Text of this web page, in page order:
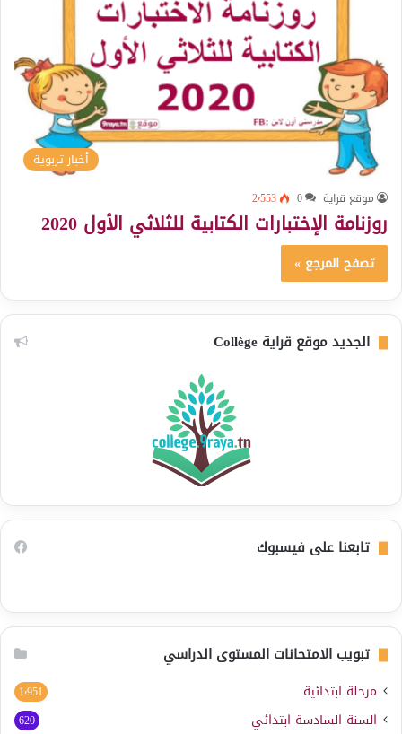
أخبار تربوية
موقع قراية 0 2٬553
روزنامة الإختبارات الكتابية للثلاثي الأول 2020
تصفح المرجع »
الجديد موقع قراية Collège
تابعنا على فيسبوك
تبويب الامتحانات المستوى الدراسي
مرحلة ابتدائية 1٬951
السنة السادسة ابتدائي 620